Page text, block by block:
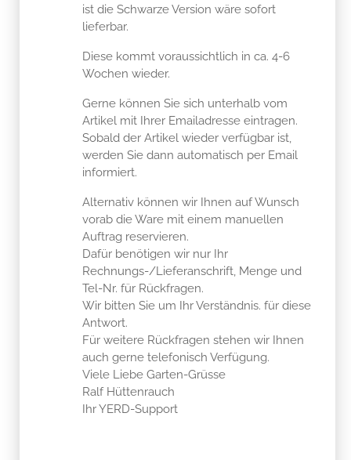
ist die Schwarze Version wäre sofort
lieferbar.
Diese kommt voraussichtlich in ca. 4-6
Wochen wieder.
Gerne können Sie sich unterhalb vom
Artikel mit Ihrer Emailadresse eintragen.
Sobald der Artikel wieder verfügbar ist,
werden Sie dann automatisch per Email
informiert.
Alternativ können wir Ihnen auf Wunsch
vorab die Ware mit einem manuellen
Auftrag reservieren.
Dafür benötigen wir nur Ihr
Rechnungs-/Lieferanschrift, Menge und
Tel-Nr. für Rückfragen.
Wir bitten Sie um Ihr Verständnis. für diese
Antwort.
Für weitere Rückfragen stehen wir Ihnen
auch gerne telefonisch Verfügung.
Viele Liebe Garten-Grüsse
Ralf Hüttenrauch
Ihr YERD-Support